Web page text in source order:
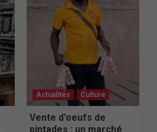
Actualités Culture
Vente d’oeufs de
pintades : un marché